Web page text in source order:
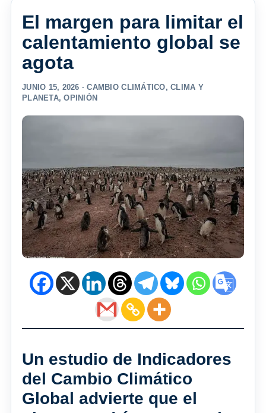
El margen para limitar el
calentamiento global se
agota
JUNIO 15, 2026 ·CAMBIO CLIMÁTICO,CLIMA Y
PLANETA,OPINIÓN
Un estudio de Indicadores
del Cambio Climático
Global advierte que el